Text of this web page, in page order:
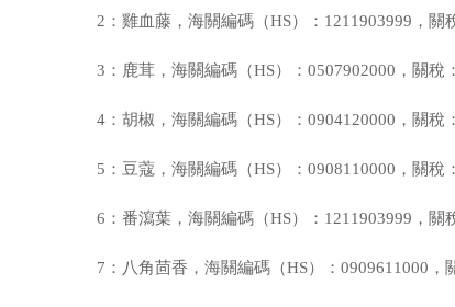
2：雞血藤，海關編碼（HS）：1211903999，關
3：鹿茸，海關編碼（HS）：0507902000，關稅
4：胡椒，海關編碼（HS）：0904120000，關稅
5：豆蔻，海關編碼（HS）：0908110000，關稅
6：番瀉葉，海關編碼（HS）：1211903999，關
7：八角茴香，海關編碼（HS）：0909611000，